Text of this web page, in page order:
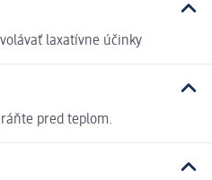
laxatívne účinky
pred teplom.